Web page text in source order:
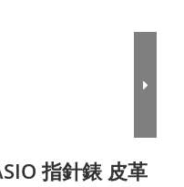
指針錶 皮革